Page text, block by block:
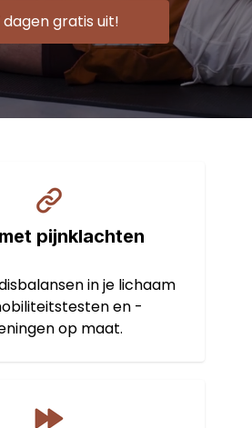
gratis uit!
pijnklachten
in je lichaam
en -
op maat.